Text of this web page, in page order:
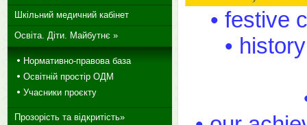
• festive
•
Шкільний медичний кабінет
Освіта. Діти. Майбутнє »
Нормативно-правова база
Освітній простір ОДМ
Учасники проєкту
Прозорість та відкритість»